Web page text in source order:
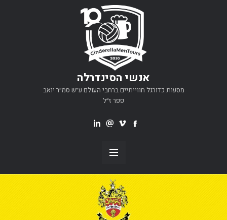
אנשי הסינדרלה
מסעות כדורגל חווייתיים ברחבי העולם ע״ש סמ״ר יואב
פפר ז״ל